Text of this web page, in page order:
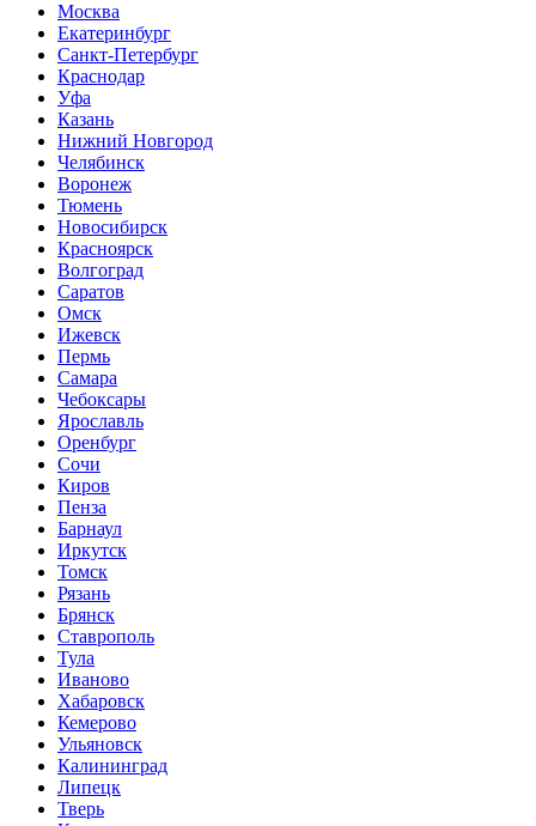
Москва
Екатеринбург
Санкт-Петербург
Краснодар
Уфа
Казань
Нижний Новгород
Челябинск
Воронеж
Тюмень
Новосибирск
Красноярск
Волгоград
Саратов
Омск
Ижевск
Пермь
Самара
Чебоксары
Ярославль
Оренбург
Сочи
Киров
Пенза
Барнаул
Иркутск
Томск
Рязань
Брянск
Ставрополь
Тула
Иваново
Хабаровск
Кемерово
Ульяновск
Калининград
Липецк
Тверь